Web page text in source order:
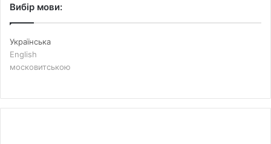
Вибір мови:
Українська
English
московитською